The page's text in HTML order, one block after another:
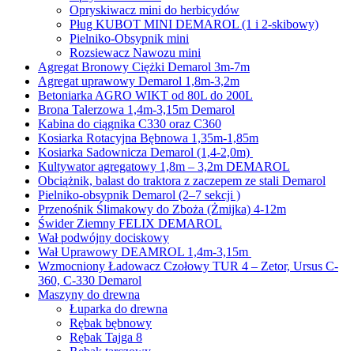
Opryskiwacz mini do herbicydów
Pług KUBOT MINI DEMAROL (1 i 2-skibowy)
Pielniko-Obsypnik mini
Rozsiewacz Nawozu mini
Agregat Bronowy Ciężki Demarol 3m-7m
Agregat uprawowy Demarol 1,8m-3,2m
Betoniarka AGRO WIKT od 80L do 200L
Brona Talerzowa 1,4m-3,15m Demarol
Kabina do ciągnika C330 oraz C360
Kosiarka Rotacyjna Bębnowa 1,35m-1,85m
Kosiarka Sadownicza Demarol (1,4-2,0m)
Kultywator agregatowy 1,8m – 3,2m DEMAROL
Obciążnik, balast do traktora z zaczepem ze stali Demarol
Pielniko-obsypnik Demarol (2–7 sekcji )
Przenośnik Ślimakowy do Zboża (Żmijka) 4-12m
Świder Ziemny FELIX DEMAROL
Wał podwójny dociskowy
Wał Uprawowy DEAMROL 1,4m-3,15m
Wzmocniony Ładowacz Czołowy TUR 4 – Zetor, Ursus C-
360, C-330 Demarol
Maszyny do drewna
Łuparka do drewna
Rębak bębnowy
Rębak Tajga 8